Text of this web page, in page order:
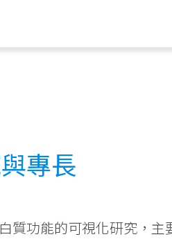
專長
質功能的可視化研究，